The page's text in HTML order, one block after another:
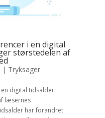
i en digital
størstedelen af
| Tryksager
digital tidsalder:
læsernes
har forandret